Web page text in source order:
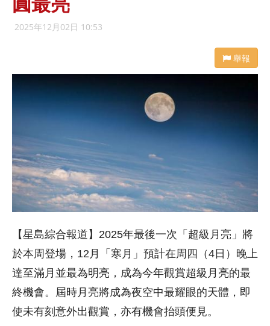
2025年12月02日 10:53
舉報
【星島綜合報道】2025年最後一次「超級月亮」將
於本周登場，12月「寒月」預計在周四（4日）晚上
達至滿月並最為明亮，成為今年觀賞超級月亮的最
終機會。屆時月亮將成為夜空中最耀眼的天體，即
使未有刻意外出觀賞，亦有機會抬頭便見。